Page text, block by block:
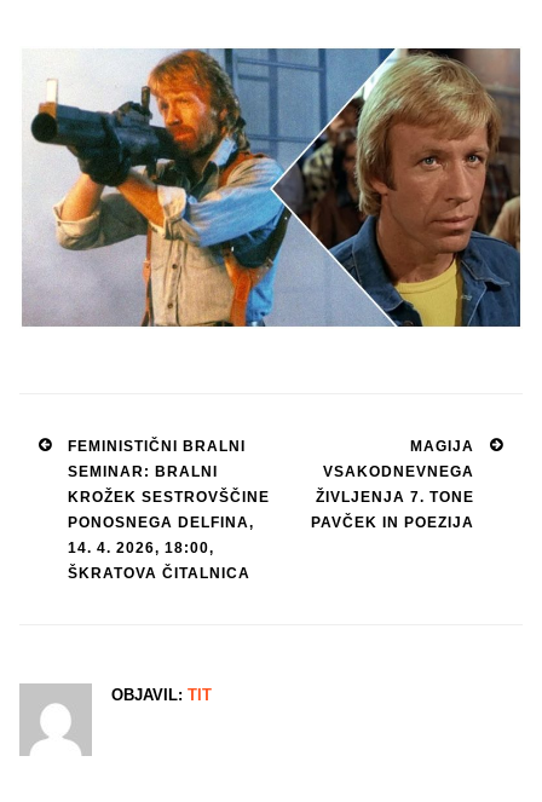
Post
navigation
FEMINISTIČNI BRALNI
SEMINAR: BRALNI
KROŽEK SESTROVŠČINE
PONOSNEGA DELFINA,
14. 4. 2026, 18:00,
ŠKRATOVA ČITALNICA
MAGIJA
VSAKODNEVNEGA
ŽIVLJENJA 7. TONE
PAVČEK IN POEZIJA
OBJAVIL: TIT